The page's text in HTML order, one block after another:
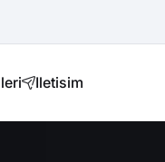
Iletisim